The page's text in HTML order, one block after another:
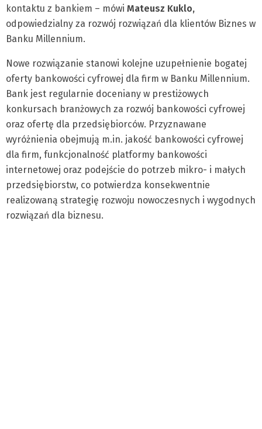
kontaktu z bankiem – mówi Mateusz Kuklo,
odpowiedzialny za rozwój rozwiązań dla klientów Biznes w
Banku Millennium.
Nowe rozwiązanie stanowi kolejne uzupełnienie bogatej
oferty bankowości cyfrowej dla firm w Banku Millennium.
Bank jest regularnie doceniany w prestiżowych
konkursach branżowych za rozwój bankowości cyfrowej
oraz ofertę dla przedsiębiorców. Przyznawane
wyróżnienia obejmują m.in. jakość bankowości cyfrowej
dla firm, funkcjonalność platformy bankowości
internetowej oraz podejście do potrzeb mikro- i małych
przedsiębiorstw, co potwierdza konsekwentnie
realizowaną strategię rozwoju nowoczesnych i wygodnych
rozwiązań dla biznesu.